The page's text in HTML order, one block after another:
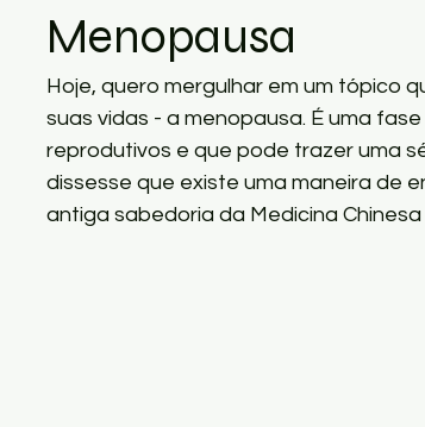
Menopausa
Hoje, quero mergulhar em um tópico
suas vidas - a menopausa. É uma
reprodutivos e que pode trazer uma
dissesse que existe uma maneira de
antiga sabedoria da Medicina